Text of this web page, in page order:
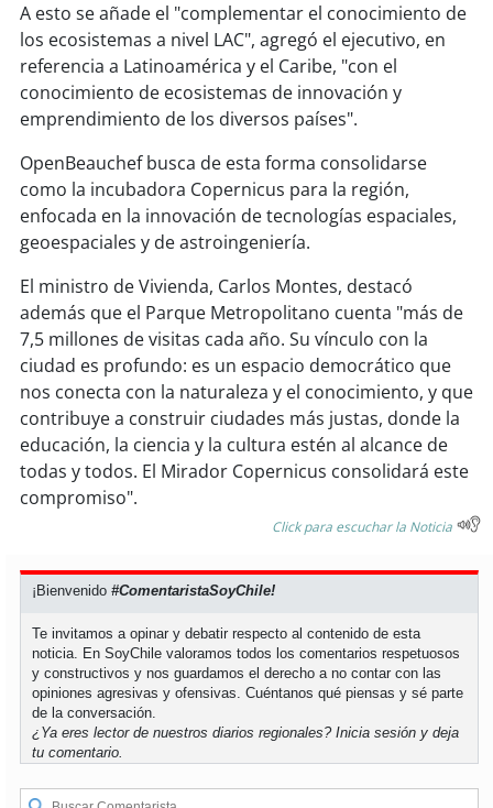
A esto se añade el "complementar el conocimiento de
los ecosistemas a nivel LAC", agregó el ejecutivo, en
referencia a Latinoamérica y el Caribe, "con el
conocimiento de ecosistemas de innovación y
emprendimiento de los diversos países".
OpenBeauchef busca de esta forma consolidarse
como la incubadora Copernicus para la región,
enfocada en la innovación de tecnologías espaciales,
geoespaciales y de astroingeniería.
El ministro de Vivienda, Carlos Montes, destacó
además que el Parque Metropolitano cuenta "más de
7,5 millones de visitas cada año. Su vínculo con la
ciudad es profundo: es un espacio democrático que
nos conecta con la naturaleza y el conocimiento, y que
contribuye a construir ciudades más justas, donde la
educación, la ciencia y la cultura estén al alcance de
todas y todos. El Mirador Copernicus consolidará este
compromiso".
Click para escuchar la Noticia
¡Bienvenido#ComentaristaSoyChile!
Te invitamos a opinar y debatir respecto al contenido de esta
noticia. En SoyChile valoramos todos los comentarios respetuosos
y constructivos y nos guardamos el derecho a no contar con las
opiniones agresivas y ofensivas. Cuéntanos qué piensas y sé parte
de la conversación.
¿Ya eres lector de nuestros diarios regionales?Inicia sesión y deja
tu comentario.